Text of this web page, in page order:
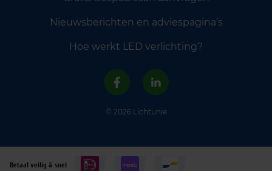
Nieuwsberichten en adviespagina’s
Hoe werkt LED verlichting?
© 2026 Lichtunie
Betaal veilig & snel